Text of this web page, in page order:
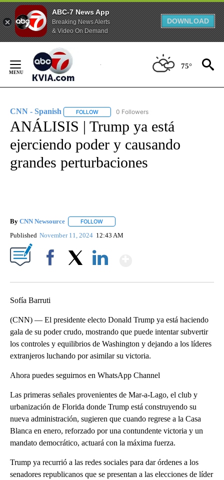
ABC-7 News App
Breaking News Alerts
& Video On Demand
DOWNLOAD
Content
75°
CNN - Spanish FOLLOW FOLLOW "CNN - SPANISH" TO RECEIVE
0 Followers
ANÁLISIS | Trump ya está
ejerciendo poder y causando
grandes perturbaciones
By CNN Newsource FOLLOW
Published November 11, 2024 12:43 AM
Sofía Barruti
(CNN) — El presidente electo Donald Trump ya está haciendo
gala de su poder crudo, mostrando que puede intentar subvertir
los controles y equilibrios de Washington y dejando a los líderes
extranjeros luchando por asimilar su victoria.
Ahora puedes seguirnos en WhatsApp Channel
Las primeras señales provenientes de Mar-a-Lago, el club y
urbanización de Florida donde Trump está construyendo su
nueva administración, sugieren que cuando regrese a la Casa
Blanca en enero, reforzado por una contundente victoria y un
mandato democrático, actuará con la máxima fuerza.
Trump ya recurrió a las redes sociales para dar órdenes a los
senadores republicanos que se presentan a las elecciones de líder